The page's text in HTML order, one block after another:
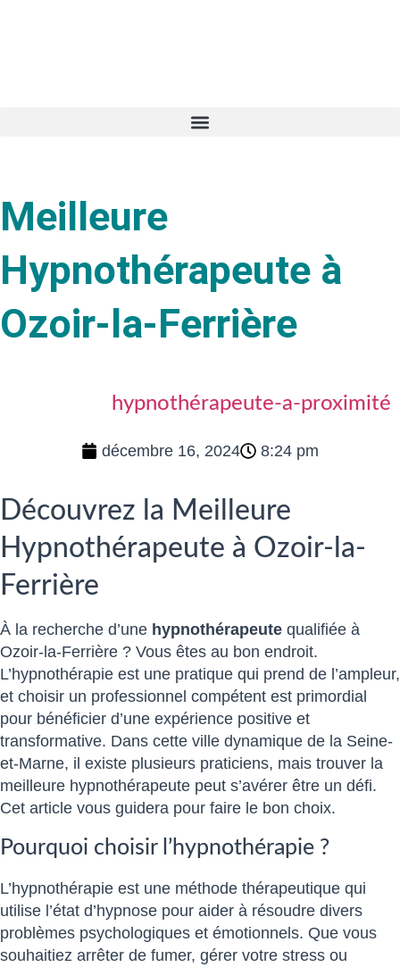
Meilleure
Hypnothérapeute à
Ozoir-la-Ferrière
hypnothérapeute-a-proximité
décembre 16, 2024 8:24 pm
Découvrez la Meilleure
Hypnothérapeute à Ozoir-la-
Ferrière
À la recherche d’une hypnothérapeute qualifiée à
Ozoir-la-Ferrière ? Vous êtes au bon endroit.
L’hypnothérapie est une pratique qui prend de l’ampleur,
et choisir un professionnel compétent est primordial
pour bénéficier d’une expérience positive et
transformative. Dans cette ville dynamique de la Seine-
et-Marne, il existe plusieurs praticiens, mais trouver la
meilleure hypnothérapeute peut s’avérer être un défi.
Cet article vous guidera pour faire le bon choix.
Pourquoi choisir l’hypnothérapie ?
L’hypnothérapie est une méthode thérapeutique qui
utilise l’état d’hypnose pour aider à résoudre divers
problèmes psychologiques et émotionnels. Que vous
souhaitiez arrêter de fumer, gérer votre stress ou